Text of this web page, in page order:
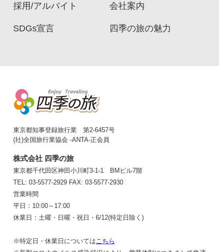
採用/アルバイト 会社案内
SDGs宣言 四季の旅の魅力
東京都知事登録旅行業 第2-6457号
(社)全国旅行業協会 -ANTA-正会員
株式会社 四季の旅
東京都千代田区神田小川町3-1-1 BMビル7階
TEL: 03-5577-2929FAX: 03-5577-2930
営業時間
平日：10:00～17:00
休業日：土曜・日曜・祝日・6/12(特定日除く)
※特定日・休業日については こちら